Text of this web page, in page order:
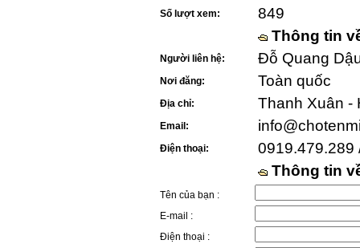
Số lượt xem:
849
Thông tin
Người liên hệ: Đỗ Quang
Nơi đăng: Toàn quốc
Địa chỉ: Thanh Xuân -
Email:
Điện thoại:
0919.479.289
Thông tin
Tên của bạn :
E-mail :
Điện thoại :